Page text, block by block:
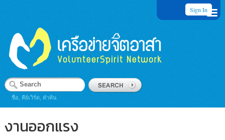
Sign In
ชื่อ, คีย์เวิร์ด, คำค้น
งานออกแรง